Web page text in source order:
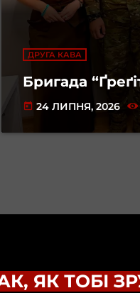
ДРУГА КАВА
Бригада
today 24 ЛИПНЯ, 2026
ЯК ТОБІ